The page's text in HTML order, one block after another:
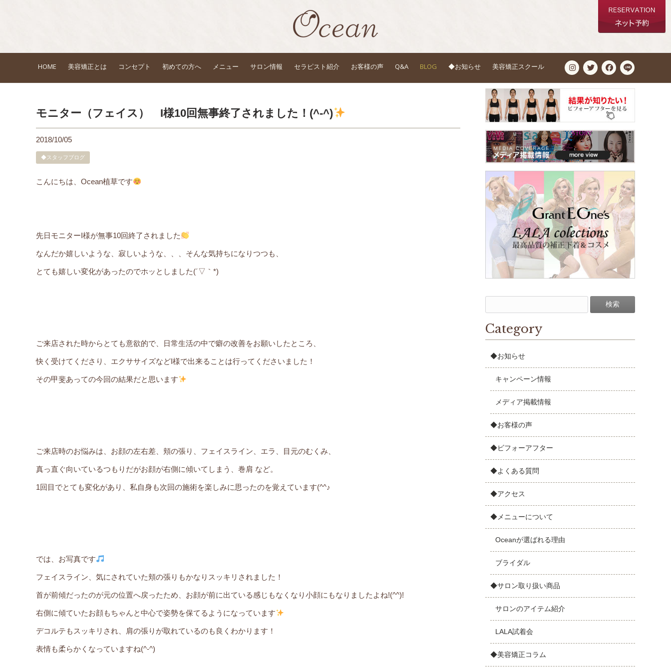
HOME 美容矯正とは コンセプト 初めての方へ メニュー サロン情報 セラピスト紹介 お客様の声 Q&A BLOG ◆お知らせ 美容矯正スクール
モニター（フェイス） I様10回無事終了されました！(^-^)
2018/10/05
◆スタッフブログ
こんにちは、Ocean植草です
先日モニターI様が無事10回終了されました
なんだか嬉しいような、寂しいような、、、そんな気持ちになりつつも、
とても嬉しい変化があったのでホッとしました(´▽｀*)
ご来店された時からとても意欲的で、日常生活の中で癖の改善をお願いしたところ、
快く受けてくださり、エクササイズなどI様で出来ることは行ってくださいました！
その甲斐あっての今回の結果だと思います
ご来店時のお悩みは、お顔の左右差、頬の張り、フェイスライン、エラ、目元のむくみ、
真っ直ぐ向いているつもりだがお顔が右側に傾いてしまう、巻肩 など。
1回目でとても変化があり、私自身も次回の施術を楽しみに思ったのを覚えています(^^♪
では、お写真です
フェイスライン、気にされていた頬の張りもかなりスッキリされました！
首が前傾だったのが元の位置へ戻ったため、お顔が前に出ている感じもなくなり小顔にもなりましたよね!(^^)!
右側に傾ていたお顔もちゃんと中心で姿勢を保てるようになっています
デコルテもスッキリされ、肩の張りが取れているのも良くわかります！
表情も柔らかくなっていますね(^-^)
Category
◆お知らせ
キャンペーン情報
メディア掲載情報
◆お客様の声
◆ビフォーアフター
◆よくある質問
◆アクセス
◆メニューについて
Oceanが選ばれる理由
ブライダル
◆サロン取り扱い商品
サロンのアイテム紹介
LALA試着会
◆美容矯正コラム